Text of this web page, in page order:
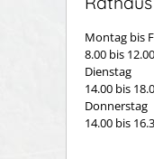
Montag bis
8.00 bis
14.00 bis
Donnerstag
14.00 bis